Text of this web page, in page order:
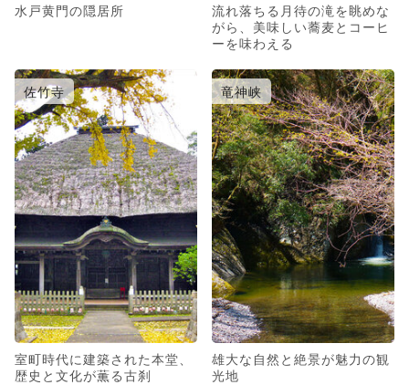
水戸黄門の隠居所
流れ落ちる月待の滝を眺めな
がら、美味しい蕎麦とコーヒ
ーを味わえる
佐竹寺
室町時代に建築された本堂、
歴史と文化が薫る古刹
竜神峡
雄大な自然と絶景が魅力の観
光地